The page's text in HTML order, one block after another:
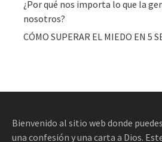
¿Por qué nos importa lo que la
nosotros?
CÓMO SUPERAR EL MIEDO EN 5
Bienvenido al sitio web donde
una confesión y una carta a Dios.